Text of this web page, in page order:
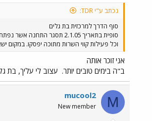
נכתב ע"י TDR:
סוף הדרך למרכזית בת גלים
וכל פעילות קווי השרות מתוכה יפסקו. במקום
אני זוכר אותה
ב"ה בימים טובים יותר. עצוב לי עליך, בת
M
mucool2
New member